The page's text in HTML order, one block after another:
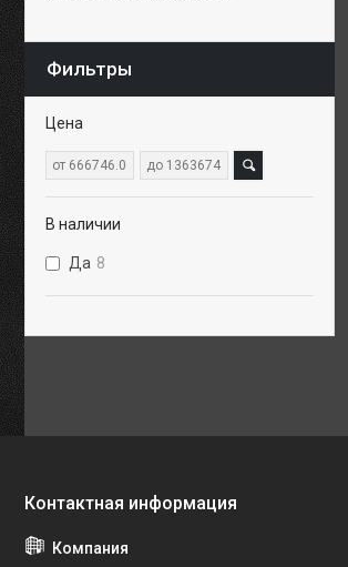
Фильтры
Цена
В наличии
Да 8